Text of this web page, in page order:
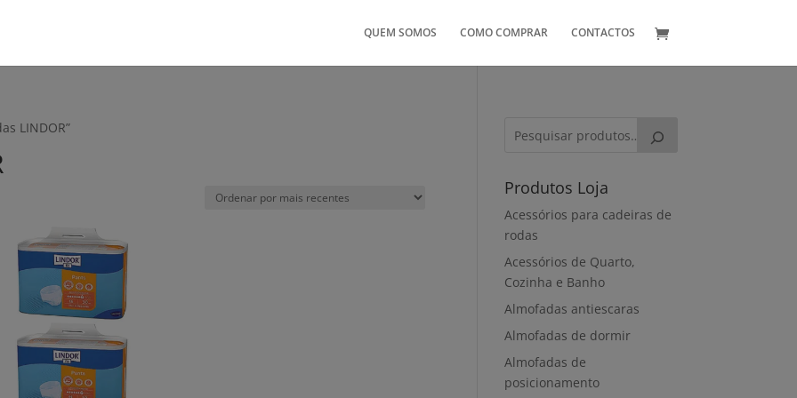
QUEM SOMOS COMO COMPRAR CONTACTOS
LINDOR”
Produtos Loja
Acessórios para cadeiras de
rodas
Acessórios de Quarto,
Cozinha e Banho
Almofadas antiescaras
Almofadas de dormir
Almofadas de
posicionamento